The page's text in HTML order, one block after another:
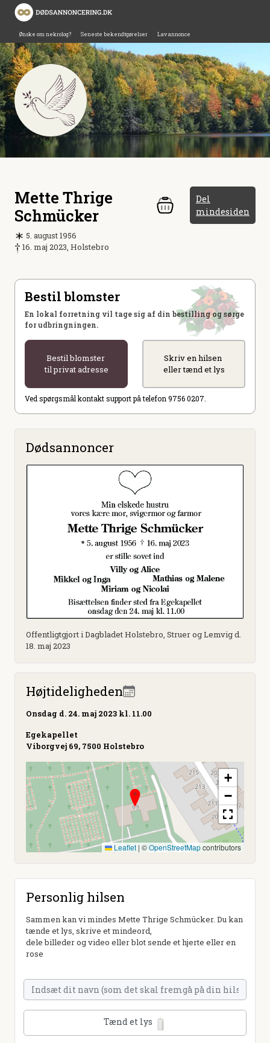
Ønske om nekrolog? Seneste bekendtgørelser Lav annonce
Mette Thrige
Schmücker
Del
mindesiden
5. august 1956
16. maj 2023, Holstebro
Bestil blomster
En lokal forretning vil tage sig af din bestilling og sørge
for udbringningen.
Bestil blomster
til privat adresse
Skriv en hilsen
eller tænd et lys
Ved spørgsmål kontakt support på telefon 9756 0207.
Dødsannoncer
Offentligtgjort i Dagbladet Holstebro, Struer og Lemvig d.
18. maj 2023
Højtideligheden
Onsdag d. 24. maj 2023 kl. 11.00
Egekapellet
Viborgvej 69, 7500 Holstebro
+
−
Leaflet | ©OpenStreetMapcontributors
Personlig hilsen
Sammen kan vi mindes Mette Thrige Schmücker. Du kan
tænde et lys, skrive et mindeord,
dele billeder og video eller blot sende et hjerte eller en
rose
Tænd et lys